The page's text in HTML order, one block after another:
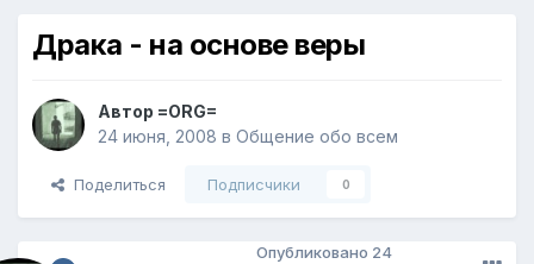
Драка - на основе веры
Автор =ORG=
24 июня, 2008 в Общение обо всем
Поделиться Подписчики 0
Опубликовано 24